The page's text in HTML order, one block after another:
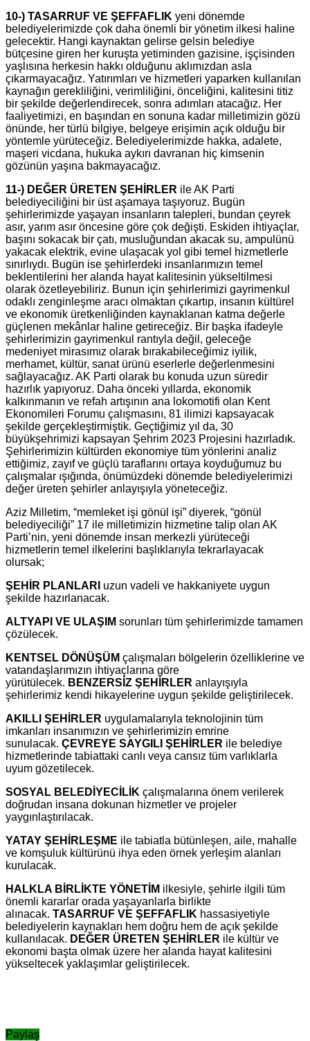
10-) TASARRUF VE ŞEFFAFLIK yeni dönemde
belediyelerimizde çok daha önemli bir yönetim ilkesi haline
gelecektir. Hangi kaynaktan gelirse gelsin belediye
bütçesine giren her kuruşta yetiminden gazisine, işçisinden
yaşlısına herkesin hakkı olduğunu aklımızdan asla
çıkarmayacağız. Yatırımları ve hizmetleri yaparken kullanılan
kaynağın gerekliliğini, verimliliğini, önceliğini, kalitesini titiz
bir şekilde değerlendirecek, sonra adımları atacağız. Her
faaliyetimizi, en başından en sonuna kadar milletimizin gözü
önünde, her türlü bilgiye, belgeye erişimin açık olduğu bir
yöntemle yürüteceğiz. Belediyelerimizde hakka, adalete,
maşeri vicdana, hukuka aykırı davranan hiç kimsenin
gözünün yaşına bakmayacağız.
11-) DEĞER ÜRETEN ŞEHİRLER ile AK Parti
belediyeciliğini bir üst aşamaya taşıyoruz. Bugün
şehirlerimizde yaşayan insanların talepleri, bundan çeyrek
asır, yarım asır öncesine göre çok değişti. Eskiden ihtiyaçlar,
başını sokacak bir çatı, musluğundan akacak su, ampulünü
yakacak elektrik, evine ulaşacak yol gibi temel hizmetlerle
sınırlıydı. Bugün ise şehirlerdeki insanlarımızın temel
beklentilerini her alanda hayat kalitesinin yükseltilmesi
olarak özetleyebiliriz. Bunun için şehirlerimizi gayrimenkul
odaklı zenginleşme aracı olmaktan çıkartıp, insanın kültürel
ve ekonomik üretkenliğinden kaynaklanan katma değerle
güçlenen mekânlar haline getireceğiz. Bir başka ifadeyle
şehirlerimizin gayrimenkul rantıyla değil, geleceğe
medeniyet mirasımız olarak bırakabileceğimiz iyilik,
merhamet, kültür, sanat ürünü eserlerle değerlenmesini
sağlayacağız. AK Parti olarak bu konuda uzun süredir
hazırlık yapıyoruz. Daha önceki yıllarda, ekonomik
kalkınmanın ve refah artışının ana lokomotifi olan Kent
Ekonomileri Forumu çalışmasını, 81 ilimizi kapsayacak
şekilde gerçekleştirmiştik. Geçtiğimiz yıl da, 30
büyükşehrimizi kapsayan Şehrim 2023 Projesini hazırladık.
Şehirlerimizin kültürden ekonomiye tüm yönlerini analiz
ettiğimiz, zayıf ve güçlü taraflarını ortaya koyduğumuz bu
çalışmalar ışığında, önümüzdeki dönemde belediyelerimizi
değer üreten şehirler anlayışıyla yöneteceğiz.
Aziz Milletim, “memleket işi gönül işi” diyerek, “gönül
belediyeciliği” 17 ile milletimizin hizmetine talip olan AK
Parti’nin, yeni dönemde insan merkezli yürüteceği
hizmetlerin temel ilkelerini başlıklarıyla tekrarlayacak
olursak;
ŞEHİR PLANLARI uzun vadeli ve hakkaniyete uygun
şekilde hazırlanacak.
ALTYAPI VE ULAŞIM sorunları tüm şehirlerimizde tamamen
çözülecek.
KENTSEL DÖNÜŞÜM çalışmaları bölgelerin özelliklerine ve
vatandaşlarımızın ihtiyaçlarına göre
yürütülecek. BENZERSİZ ŞEHİRLER anlayışıyla
şehirlerimiz kendi hikayelerine uygun şekilde geliştirilecek.
AKILLI ŞEHİRLER uygulamalarıyla teknolojinin tüm
imkanları insanımızın ve şehirlerimizin emrine
sunulacak. ÇEVREYE SAYGILI ŞEHİRLER ile belediye
hizmetlerinde tabiattaki canlı veya cansız tüm varlıklarla
uyum gözetilecek.
SOSYAL BELEDİYECİLİK çalışmalarına önem verilerek
doğrudan insana dokunan hizmetler ve projeler
yaygınlaştırılacak.
YATAY ŞEHİRLEŞME ile tabiatla bütünleşen, aile, mahalle
ve komşuluk kültürünü ihya eden örnek yerleşim alanları
kurulacak.
HALKLA BİRLİKTE YÖNETİM ilkesiyle, şehirle ilgili tüm
önemli kararlar orada yaşayanlarla birlikte
alınacak. TASARRUF VE ŞEFFAFLIK hassasiyetiyle
belediyelerin kaynakları hem doğru hem de açık şekilde
kullanılacak. DEĞER ÜRETEN ŞEHİRLER ile kültür ve
ekonomi başta olmak üzere her alanda hayat kalitesini
yükseltecek yaklaşımlar geliştirilecek.
Paylaş